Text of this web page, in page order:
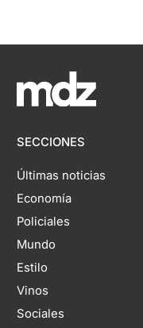
SECCIONES
Últimas noticias
Economía
Policiales
Mundo
Estilo
Vinos
Sociales